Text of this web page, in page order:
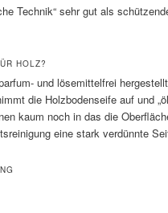
Technik“ sehr gut als
HOLZ?
und lösemittelfrei
die Holzbodenseife auf und
kaum noch in das die
eine stark verdünnte